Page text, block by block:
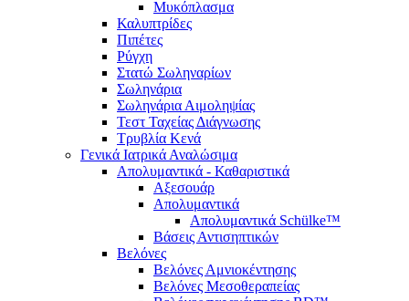
Μυκόπλασμα
Καλυπτρίδες
Πιπέτες
Ρύγχη
Στατώ Σωληναρίων
Σωληνάρια
Σωληνάρια Αιμοληψίας
Τεστ Ταχείας Διάγνωσης
Τρυβλία Κενά
Γενικά Ιατρικά Αναλώσιμα
Απολυμαντικά - Καθαριστικά
Αξεσουάρ
Απολυμαντικά
Απολυμαντικά Schülke™
Βάσεις Αντισηπτικών
Βελόνες
Βελόνες Αμνιοκέντησης
Βελόνες Μεσοθεραπείας